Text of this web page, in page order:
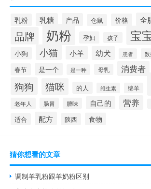
乳粉 乳糖 产品 仓鼠 价格 全
品牌 奶粉 孕妇 孩子 宝
小狗 小猫 小羊 幼犬 患者
春节 是一个 是一种 母乳 消费者
狗狗 猫咪 的人 维生素 绵羊
老年人 肠胃 膻味 自己的 营养
适合 配方 陕西 食物
猜你想看的文章
调制羊乳粉跟羊奶粉区别